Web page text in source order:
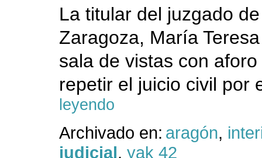
La titular del juzgado
Zaragoza, María
sala de vistas con
repetir el juicio civil por
leyendo
Archivado en: aragón,
judicial, yak 42